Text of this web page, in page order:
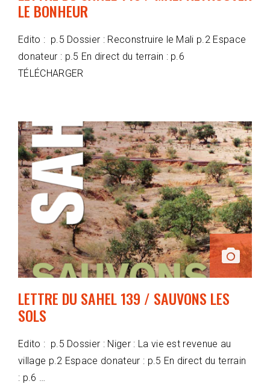
LE BONHEUR
Edito : p.5 Dossier : Reconstruire le Mali p.2 Espace
donateur : p.5 En direct du terrain : p.6
TÉLÉCHARGER
LETTRE DU SAHEL 139 / SAUVONS LES
SOLS
Edito : p.5 Dossier : Niger : La vie est revenue au
village p.2 Espace donateur : p.5 En direct du terrain
: p.6 …